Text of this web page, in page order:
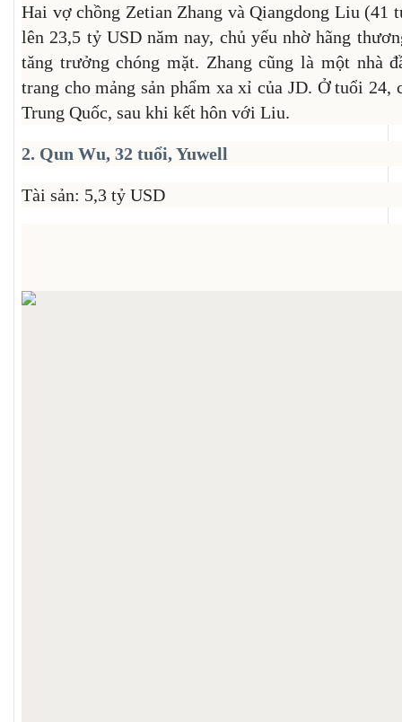
Hai vợ chồng Zetian Zhang và Qiangdong Liu (41
lên 23,5 tỷ USD năm nay, chủ yếu nhờ hãng
tăng trưởng chóng mặt. Zhang cũng là một nhà
trang cho mảng sản phẩm xa xỉ của JD. Ở tuổi
Trung Quốc, sau khi kết hôn với Liu.
2. Qun Wu, 32 tuổi, Yuwell
Tài sản: 5,3 tỷ USD